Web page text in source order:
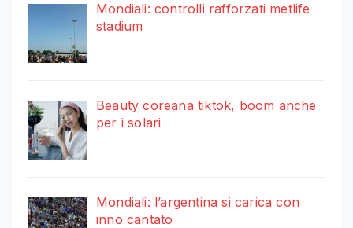
Mondiali: controlli rafforzati metlife
stadium
Beauty coreana tiktok, boom anche
per i solari
Mondiali: l’argentina si carica con
inno cantato